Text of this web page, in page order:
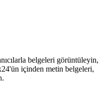
belgeleri görüntüleyin,
içinden metin belgeleri,